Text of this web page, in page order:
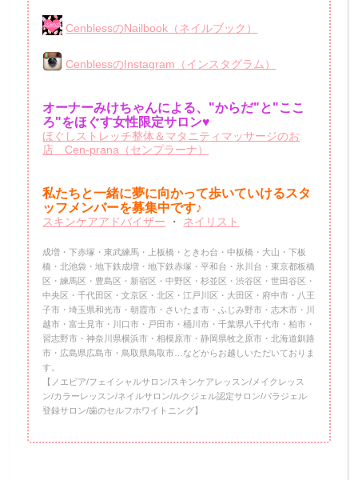
CenblessのNailbook（ネイルブック）
CenblessのInstagram（インスタグラム）
オーナーみけちゃんによる、"からだ"と"ここ
ろ"をほぐす女性限定サロン♥
ほぐしストレッチ整体＆マタニティマッサージのお
店 Cen-prana（センプラーナ）
私たちと一緒に夢に向かって歩いていけるスタ
ッフメンバーを募集中です♪
スキンケアアドバイザー ・ ネイリスト
成増・下赤塚・東武練馬・上板橋・ときわ台・中板橋・大山・下板
橋・北池袋・地下鉄成増・地下鉄赤塚・平和台・氷川台・東京都板橋
区・練馬区・豊島区・新宿区・中野区・杉並区・渋谷区・世田谷区・
中央区・千代田区・文京区・北区・江戸川区・大田区・府中市・八王
子市・埼玉県和光市・朝霞市・さいたま市・ふじみ野市・志木市・川
越市・富士見市・川口市・戸田市・桶川市・千葉県八千代市・柏市・
習志野市・神奈川県横浜市・相模原市・静岡県牧之原市・北海道釧路
市・広島県広島市・鳥取県鳥取市…などからお越しいただいておりま
す。
【ノエビア/フェイシャルサロン/スキンケアレッスン/メイクレッス
ン/カラーレッスン/ネイルサロン/ルクジェル認定サロン/パラジェル
登録サロン/歯のセルフホワイトニング】